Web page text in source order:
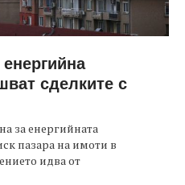
сделките с
за енергийната
пазара на имоти в
идва от